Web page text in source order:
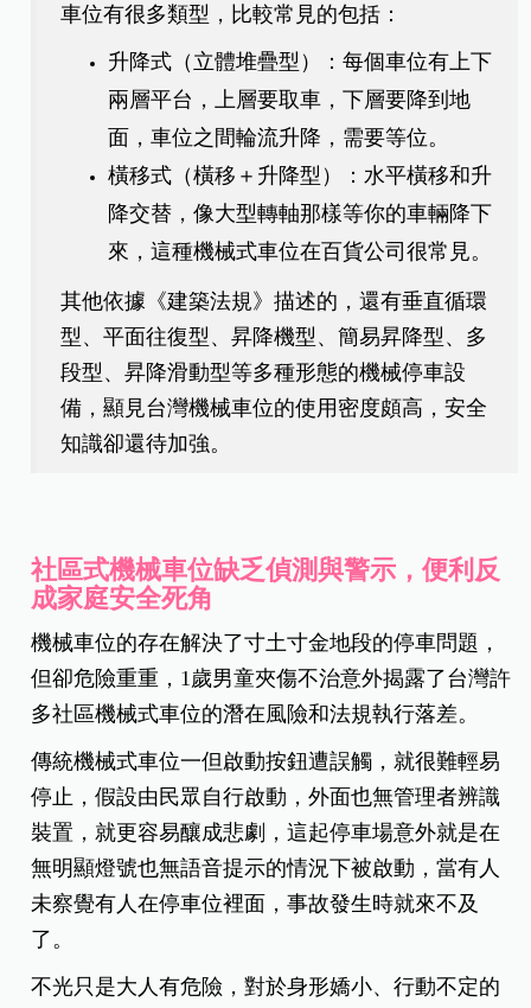
車位有很多類型，比較常見的包括：
升降式（立體堆疊型）：每個車位有上下
兩層平台，上層要取車，下層要降到地
面，車位之間輪流升降，需要等位。
橫移式（橫移＋升降型）：水平橫移和升
降交替，像大型轉軸那樣等你的車輛降下
來，這種機械式車位在百貨公司很常見。
其他依據《建築法規》描述的，還有垂直循環
型、平面往復型、昇降機型、簡易昇降型、多
段型、昇降滑動型等多種形態的機械停車設
備，顯見台灣機械車位的使用密度頗高，安全
知識卻還待加強。
社區式機械車位缺乏偵測與警示，便利反
成家庭安全死角
機械車位的存在解決了寸土寸金地段的停車問題，
但卻危險重重，1歲男童夾傷不治意外揭露了台灣許
多社區機械式車位的潛在風險和法規執行落差。
傳統機械式車位一但啟動按鈕遭誤觸，就很難輕易
停止，假設由民眾自行啟動，外面也無管理者辨識
裝置，就更容易釀成悲劇，這起停車場意外就是在
無明顯燈號也無語音提示的情況下被啟動，當有人
未察覺有人在停車位裡面，事故發生時就來不及
了。
不光只是大人有危險，對於身形嬌小、行動不定的